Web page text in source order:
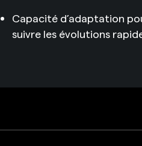
Capacité d’adaptation
suivre les évolutions